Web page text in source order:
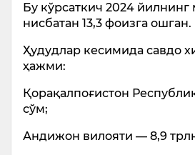
Бу кўрсаткич 2024 йилнинг
нисбатан 13,3 фоизга ошган.
Ҳудудлар кесимида савдо
ҳажми:
Қорақалпоғистон
сўм;
Андижон вилояти — 8,9